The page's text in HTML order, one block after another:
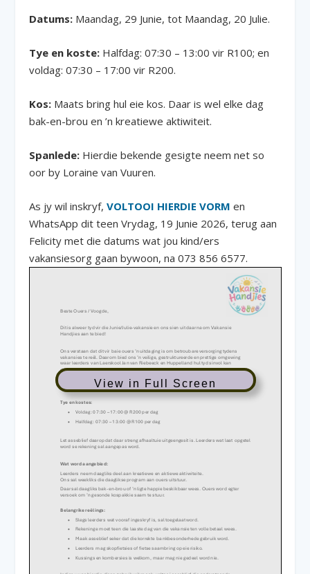
Datums: Maandag, 29 Junie, tot Maandag, 20 Julie.
Tye en koste: Halfdag: 07:30 – 13:00 vir R100; en
voldag: 07:30 – 17:00 vir R200.
Kos: Maats bring hul eie kos. Daar is wel elke dag
bak-en-brou en ’n kreatiewe aktiwiteit.
Spanlede: Hierdie bekende gesigte neem net so
oor by Loraine van Vuuren.
As jy wil inskryf,VOLTOOI HIERDIEVORM en
WhatsApp dit teen Vrydag, 19 Junie 2026, terug aan
Felicity met die datums wat jou kind/ers
vakansiesorg gaan bywoon, na 073 856 6577.
View in Full Screen